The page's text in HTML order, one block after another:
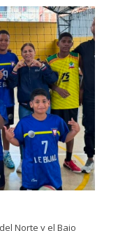
Norte y el Bajo